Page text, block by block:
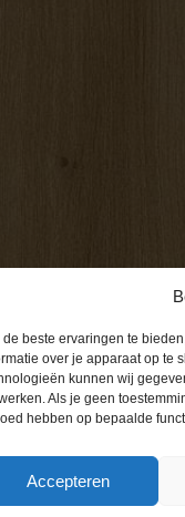
de beste ervaringen te
over je apparaat op te
kunnen wij
Als je geen
hebben op bepaalde
Accepteren